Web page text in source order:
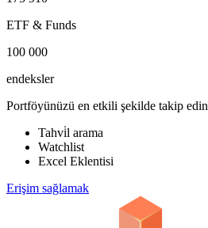
ETF & Funds
100 000
endeksler
Portföyünüzü en etkili şekilde takip edin
Tahvi̇l arama
Watchlist
Excel Eklentisi
Erişim sağlamak